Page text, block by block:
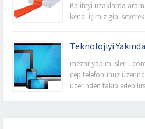
Kaliteyi uzaklarda
kendi işimiz gibi
fiyatlarla buluşturup
Rahman’a
istirahatgahlarını en
sunarak yapabilme
Teknolojiyi
mezar yapim isleri .
cep telefonunuz
üzerinden takip
güncel ürünlerimizi,